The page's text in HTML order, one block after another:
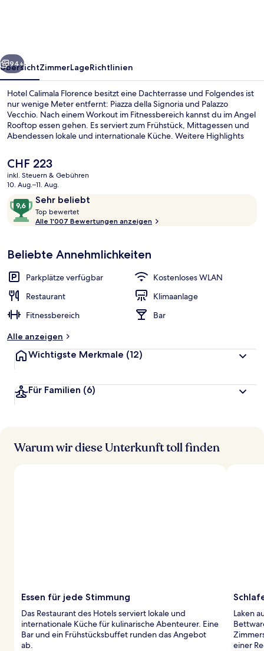
Weiter
94+
ÜbersichtZimmerLageRichtlinien
Hotel Calimala Florence besitzt eine Dachterrasse und Folgendes ist
nur wenige Meter entfernt: Piazza della Signoria und Palazzo
Vecchio. Nach einem Workout im Fitnessbereich kannst du im Angel
Rooftop essen gehen. Es serviert zum Frühstück, Mittagessen und
Abendessen lokale und internationale Küche. Weitere Highlights
Reisende lieben das hilfsbereite Personal und die Bar. Die
Unterkunft ist nur einen kurzen Fußmarsch von den öffentlichen
Verkehrsmitteln entfernt: Zur U-Bahn läuft man 9 Minuten
(Straßenbahnhaltestelle Unità) bzw. 11 Minuten
(Straßenbahnhaltestelle Valfonda - Stazione Santa Maria Novella).
Der
aktuelle
Preis
CHF 223.
CHF 223
inkl. Steuern & Gebühren
10. Aug.–11. Aug.
Bewertungen
Sehr beliebt
9,6
von
10,
beliebt
Top bewertet
o
b
w
Alle 1'007 Bewertungen anzeigen
Beliebte Annehmlichkeiten
Parkplätze verfügbar
Kostenloses WLAN
Restaurant
Klimaanlage
Fitnessbereich
Bar
Alle anzeigen
Wichtigste Merkmale (12)
Für Familien (6)
Warum wir diese Unterkunft toll finden
Essen für jede Stimmung
Das Restaurant des Hotels serviert lokale und
internationale Küche für kulinarische Abenteurer. Eine
Bar und ein Frühstücksbuffet runden das Angebot
ab.
Laken
einer